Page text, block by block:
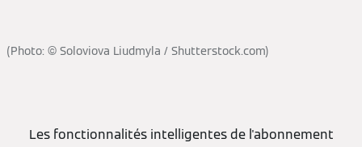
(Photo: © Soloviova Liudmyla / Shutterstock.com)
Les fonctionnalités intelligentes de l'abonnement